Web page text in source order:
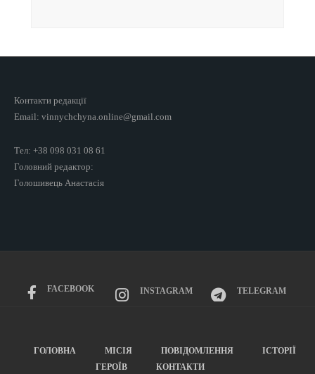
Контакти редакції
Email: vinnychchyna.online@gmail.com
Тел: +38 098 031 08 61
Головний редактор:
Голошивець Анастасія
FACEBOOK INSTAGRAM TELEGRAM
ГОЛОВНА МІСІЯ ПОВІДОМЛЕННЯ
ІСТОРІЇ
ГЕРОЇВ
КОНТАКТИ